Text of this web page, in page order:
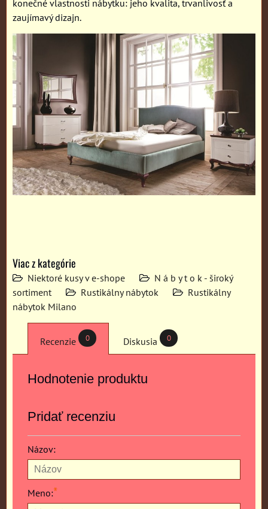
konečné vlastnosti nábytku: jeho kvalita, trvanlivosť a
zaujímavý dizajn.
Viac z kategórie
Niektoré kusy v e-shope
N á b y t o k - široký
sortiment
Rustikálny nábytok
Rustikálny
nábytok Milano
Recenzie 0 Diskusia 0
Hodnotenie produktu
Pridať recenziu
Názov:
Meno:*